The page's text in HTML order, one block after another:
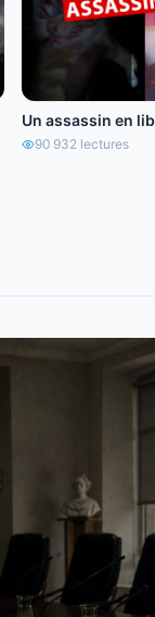
Un assassin en
90 932 lectures